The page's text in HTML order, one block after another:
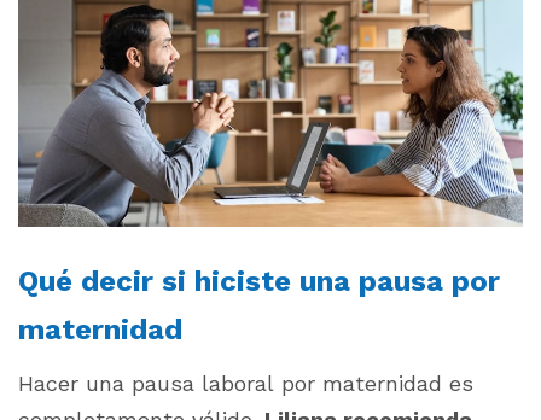
Qué decir si hiciste una pausa por
maternidad
Hacer una pausa laboral por maternidad es